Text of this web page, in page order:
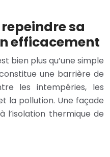
sa
efficacement
bien plus qu’une simple
une barrière de
les intempéries, les
la pollution. Une façade
l’isolation thermique de